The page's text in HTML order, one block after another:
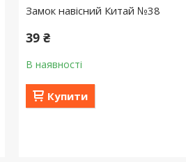
Замок навісний Китай №38
39 ₴
В наявності
Купити